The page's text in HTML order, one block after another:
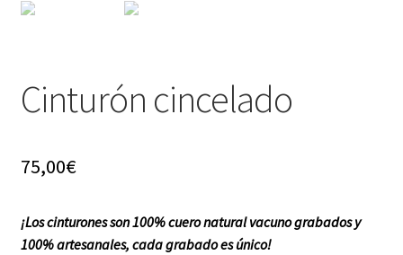
Gracias
f a q
Cinturón cincelado
75,00€
¡Los cinturones son 100% cuero natural vacuno grabados y
100% artesanales, cada grabado es único!